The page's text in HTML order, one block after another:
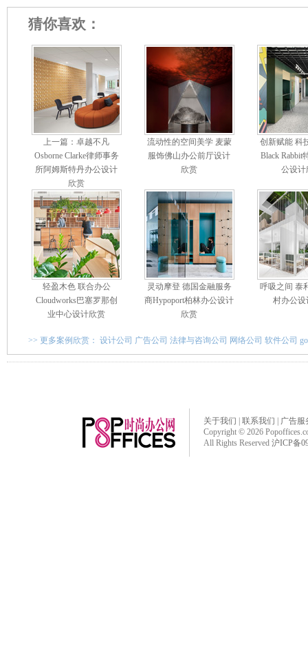
猜你喜欢：
上一篇：卓越不凡
Osborne Clarke律师事务
所阿姆斯特丹办公设计
欣赏
流动性的空间美学 麦蒙
服饰佛山办公前厅设计
欣赏
创新赋能 科
Black Rabbit
公设计
轻盈木色 联合办公
Cloudworks巴塞罗那创
业中心设计欣赏
灵动摩登 德国金融服务
商Hypoport柏林办公设计
欣赏
呼吸之间 泰
村办公设
>> 更多案例欣赏： 设计公司 广告公司 法律与咨询公司 网络公司 软件公司